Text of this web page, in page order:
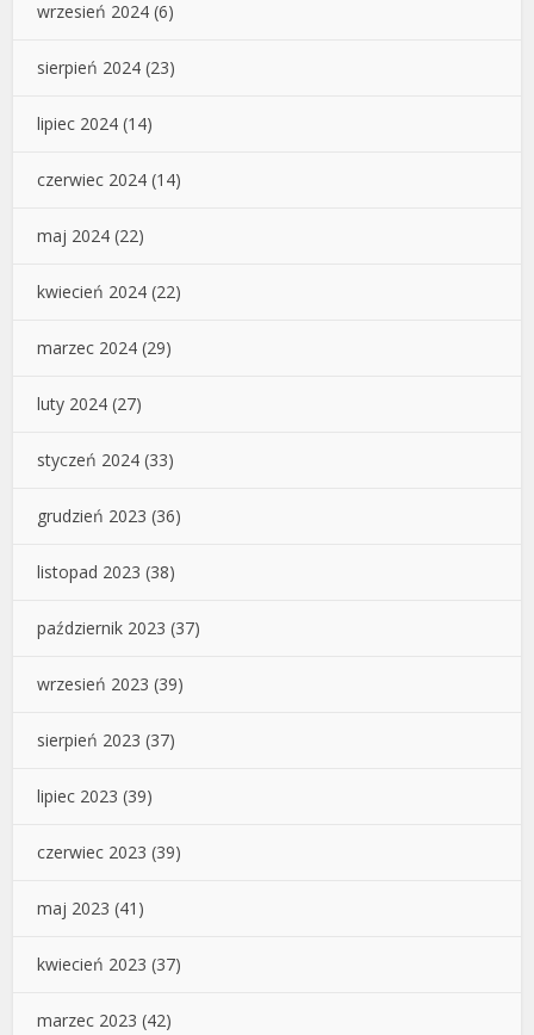
wrzesień 2024 (6)
sierpień 2024 (23)
lipiec 2024 (14)
czerwiec 2024 (14)
maj 2024 (22)
kwiecień 2024 (22)
marzec 2024 (29)
luty 2024 (27)
styczeń 2024 (33)
grudzień 2023 (36)
listopad 2023 (38)
październik 2023 (37)
wrzesień 2023 (39)
sierpień 2023 (37)
lipiec 2023 (39)
czerwiec 2023 (39)
maj 2023 (41)
kwiecień 2023 (37)
marzec 2023 (42)